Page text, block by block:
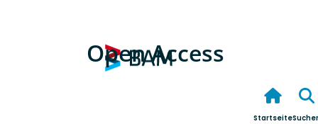
Open Access
Startseite